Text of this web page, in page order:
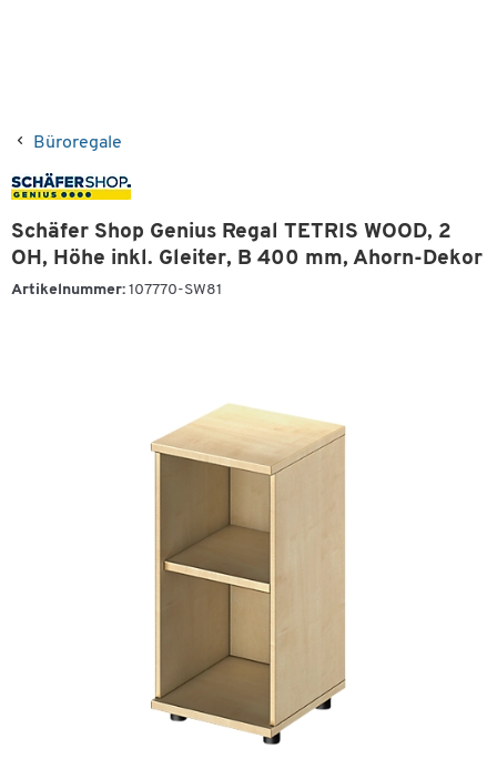
Büroregale
Schäfer Shop Genius Regal TETRIS WOOD, 2
OH, Höhe inkl. Gleiter, B 400 mm, Ahorn-Dekor
Artikelnummer: 107770-SW81